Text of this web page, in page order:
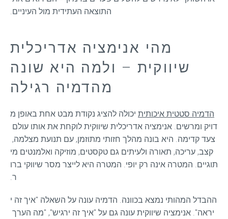
התוצאה העתידית מול העיניים.
מהי אנימציה אדריכלית
שיווקית – ולמה היא שונה
מהדמיה רגילה
הדמיה סטטית איכותית יכולה להציג נקודת מבט אחת באופן מ
קצב, עריכה, תאורה ולעיתים גם טקסטים, מוזיקה ואלמנטים מי
תוגיים. המטרה אינה רק יופי. המטרה היא לייצר מסר שיווקי ברו
ר.
ההבדל המהותי נמצא בכוונה. הדמיה עונה על השאלה "איך זה י